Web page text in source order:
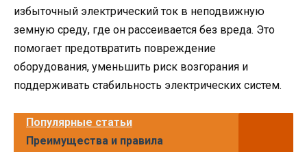
избыточный электрический ток в неподвижную
земную среду, где он рассеивается без вреда. Это
помогает предотвратить повреждение
оборудования, уменьшить риск возгорания и
поддерживать стабильность электрических систем.
Популярные статьи
Преимущества и правила